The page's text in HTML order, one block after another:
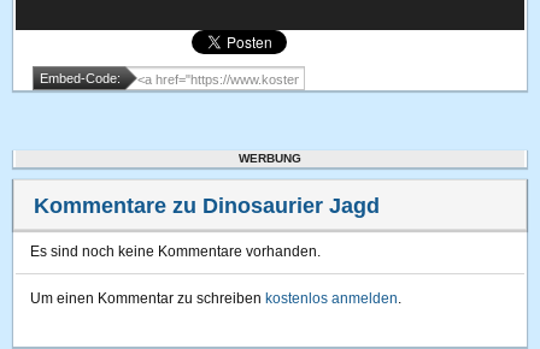
Embed-Code:
WERBUNG
Kommentare zu Dinosaurier Jagd
Es sind noch keine Kommentare vorhanden.
Um einen Kommentar zu schreiben kostenlos anmelden.